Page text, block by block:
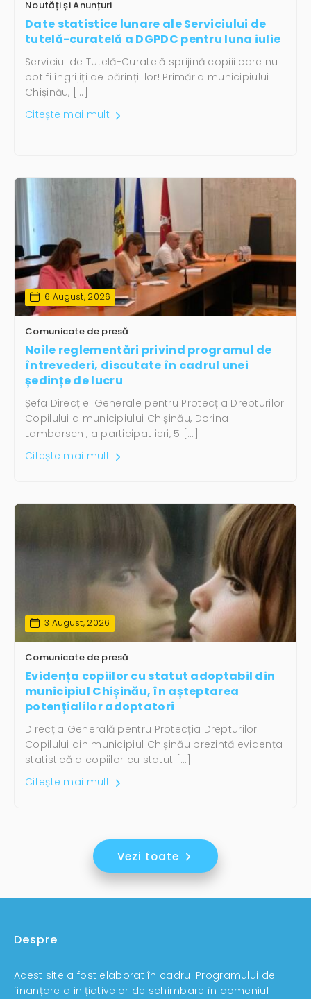
Noutăți și Anunțuri
Date statistice lunare ale Serviciului de
tutelă-curatelă a DGPDC pentru luna iulie
Serviciul de Tutelă-Curatelă sprijină copiii care nu
pot fi îngrijiți de părinții lor! Primăria municipiului
Chișinău, […]
Citește mai mult
6 August, 2026
Comunicate de presă
Noile reglementări privind programul de
întrevederi, discutate în cadrul unei
ședințe de lucru
Șefa Direcției Generale pentru Protecția Drepturilor
Copilului a municipiului Chișinău, Dorina
Lambarschi, a participat ieri, 5 […]
Citește mai mult
3 August, 2026
Comunicate de presă
Evidența copiilor cu statut adoptabil din
municipiul Chișinău, în așteptarea
potențialilor adoptatori
Direcția Generală pentru Protecția Drepturilor
Copilului din municipiul Chișinău prezintă evidența
statistică a copiilor cu statut […]
Citește mai mult
Vezi toate
Despre
Acest site a fost elaborat în cadrul Programului de
finanțare a inițiativelor de schimbare în domeniul